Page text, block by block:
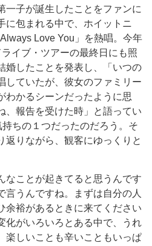
一子が誕生したことをファンに
に包まれる中で、ホイットニ
Love You」を熱唱。今年
イブ・ツアーの最終日にも照
婚したことを発表し、「いつの
していたが、彼女のファミリー
わかるシーンだったように思
、報告を受けた時」と語ってい
持ちの１つだったのだろう。そ
返りながら、観客にゆっくりと
ことが起きてると思うんです
言うんですね。まずは自分の人
余裕があるときに来てください
化がいろいろとある中で、うれ
楽しいことも辛いこともいっぱ